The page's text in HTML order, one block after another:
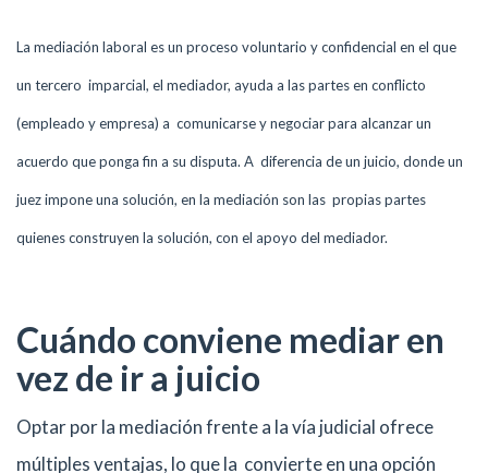
La mediación laboral es un proceso voluntario y confidencial en el que
un tercero imparcial, el mediador, ayuda a las partes en conflicto
(empleado y empresa) a comunicarse y negociar para alcanzar un
acuerdo que ponga fin a su disputa. A diferencia de un juicio, donde un
juez impone una solución, en la mediación son las propias partes
quienes construyen la solución, con el apoyo del mediador.
Cuándo conviene mediar en
vez de ir a juicio
Optar por la mediación frente a la vía judicial ofrece
múltiples ventajas, lo que la convierte en una opción